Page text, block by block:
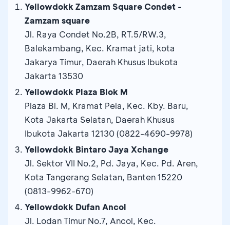
Yellowdokk Zamzam Square Condet -
Zamzam square
Jl. Raya Condet No.2B, RT.5/RW.3,
Balekambang, Kec. Kramat jati, kota
Jakarya Timur, Daerah Khusus Ibukota
Jakarta 13530
Yellowdokk Plaza Blok M
Plaza Bl. M, Kramat Pela, Kec. Kby. Baru,
Kota Jakarta Selatan, Daerah Khusus
Ibukota Jakarta 12130 (0822-4690-9978)
Yellowdokk Bintaro Jaya Xchange
Jl. Sektor VII No.2, Pd. Jaya, Kec. Pd. Aren,
Kota Tangerang Selatan, Banten 15220
(0813-9962-670)
Yellowdokk Dufan Ancol
Jl. Lodan Timur No.7, Ancol, Kec.